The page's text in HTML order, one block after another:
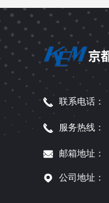
联系电话：
服务热线：
邮箱地址：
公司地址：